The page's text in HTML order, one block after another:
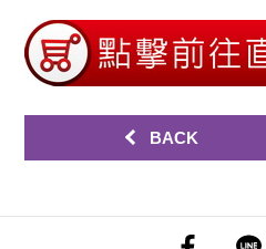
BACK